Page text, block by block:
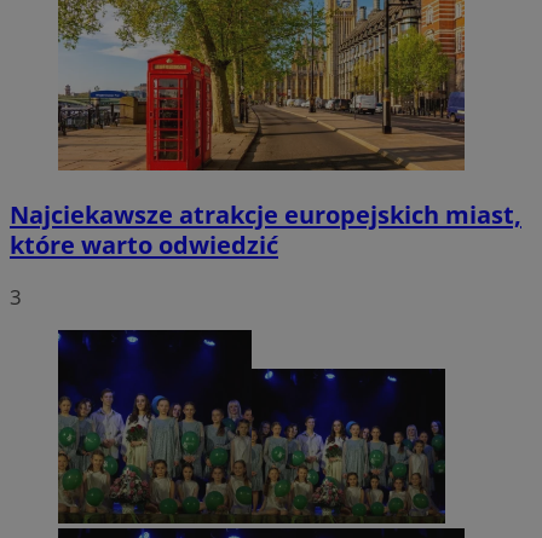
Najciekawsze atrakcje europejskich miast,
które warto odwiedzić
3